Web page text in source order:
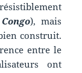
), mais
construit.
entre le
ont